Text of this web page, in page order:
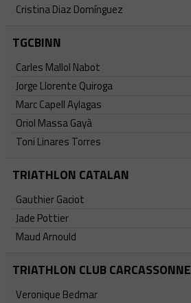
Cristina Diaz Domínguez
TGCBINN
Carles Mallol Nabot
Jorge Llorente Quiroga
Marc Capell Aylagas
Oriol Massa Gayà
Toni Linares Torres
TRIATHLON CATALAN
Gauthier Gaciot
Jade Pottier
Maud Arnould
TRIATHLON CLUB CARCASSONNE
Veronique Bedmar